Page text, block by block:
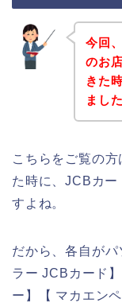
今回
のお
きた
まし
こちらをご覧の
た時に、JCBカ
すよね。
だから、各自が
ラー JCBカード
ー】【 マカエン